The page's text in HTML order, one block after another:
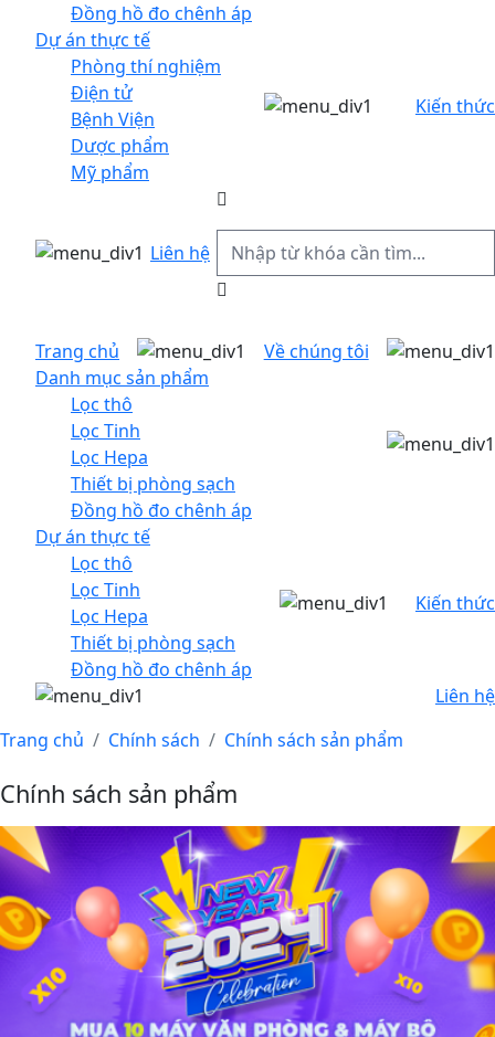
Đồng hồ đo chênh áp
Dự án thực tế
Phòng thí nghiệm
Điện tử
Bệnh Viện
Dược phẩm
Mỹ phẩm
Kiến thức
Liên hệ
Trang chủ
Về chúng tôi
Danh mục sản phẩm
Lọc thô
Lọc Tinh
Lọc Hepa
Thiết bị phòng sạch
Đồng hồ đo chênh áp
Dự án thực tế
Lọc thô
Lọc Tinh
Lọc Hepa
Thiết bị phòng sạch
Đồng hồ đo chênh áp
Kiến thức
Liên hệ
Trang chủ
Chính sách Chính sách sản phẩm
Chính sách sản phẩm